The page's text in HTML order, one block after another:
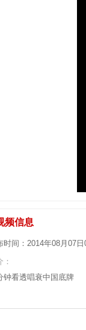
频信息
时间：2014年08月07
钟看透唱衰中国底牌